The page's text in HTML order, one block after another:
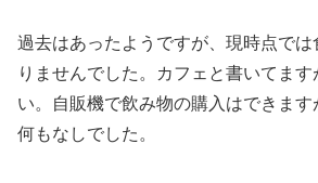
過去はあったようですが、現時点で
りませんでした。カフェと書いてま
い。自販機で飲み物の購入はできま
何もなしでした。